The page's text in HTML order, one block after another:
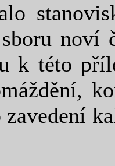
noví
k této
zavedení